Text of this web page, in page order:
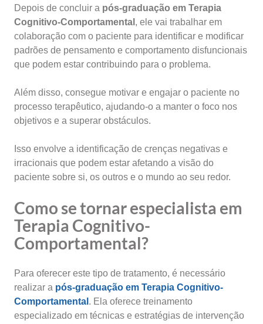
Depois de concluir a pós-graduação em Terapia
Cognitivo-Comportamental , ele vai trabalhar em
colaboração com o paciente para identificar e modificar
padrões de pensamento e comportamento disfuncionais
que podem estar contribuindo para o problema.
Além disso, consegue motivar e engajar o paciente no
processo terapêutico, ajudando-o a manter o foco nos
objetivos e a superar obstáculos.
Isso envolve a identificação de crenças negativas e
irracionais que podem estar afetando a visão do
paciente sobre si, os outros e o mundo ao seu redor.
Como se tornar especialista em
Terapia Cognitivo-
Comportamental?
Para oferecer este tipo de tratamento, é necessário
realizar a pós-graduação em Terapia Cognitivo-
Comportamental . Ela oferece treinamento
especializado em técnicas e estratégias de intervenção